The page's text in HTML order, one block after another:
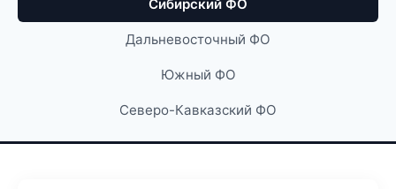
Сибирский ФО
Дальневосточный ФО
Южный ФО
Северо-Кавказский ФО